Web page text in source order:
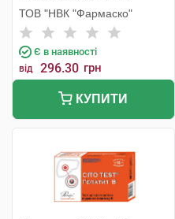
ТОВ "НВК "Фармаско"
Є в наявності
від 296.30 грн
КУПИТИ